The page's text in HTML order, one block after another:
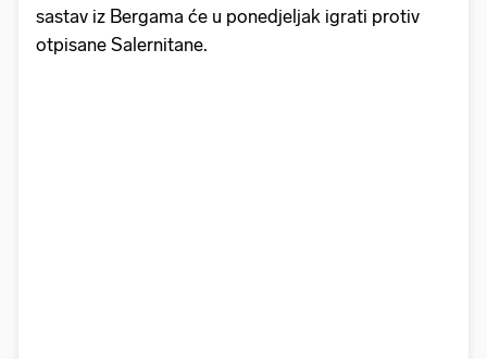
sastav iz Bergama će u ponedjeljak igrati protiv
otpisane Salernitane.